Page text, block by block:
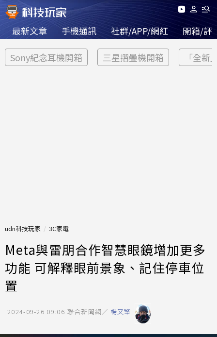
最新文章 手機通訊 社群/APP/網紅 開箱/評
Sony紀念耳機開箱 三星摺疊機開箱 「全新
udn科技玩家 3C家電
Meta與雷朋合作智慧眼鏡增加更多
功能 可解釋眼前景象、記住停車位
置
2024-09-26 09:06 聯合新聞網／ 楊又肇